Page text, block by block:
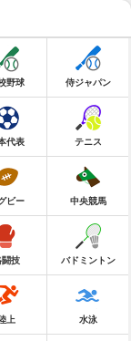
野球 侍ジャパン
代表 テニス
ビー 中央競馬
闘技 バドミントン
上 水泳